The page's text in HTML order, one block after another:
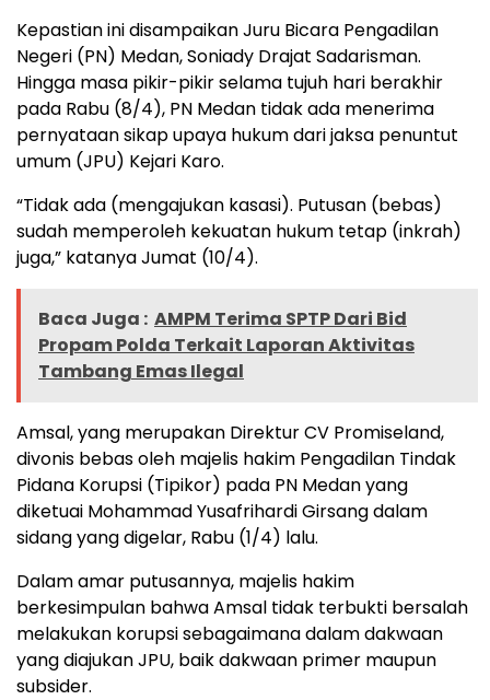
Kepastian ini disampaikan Juru Bicara Pengadilan
Negeri (PN) Medan, Soniady Drajat Sadarisman.
Hingga masa pikir-pikir selama tujuh hari berakhir
pada Rabu (8/4), PN Medan tidak ada menerima
pernyataan sikap upaya hukum dari jaksa penuntut
umum (JPU) Kejari Karo.
“Tidak ada (mengajukan kasasi). Putusan (bebas)
sudah memperoleh kekuatan hukum tetap (inkrah)
juga,” katanya Jumat (10/4).
Baca Juga : AMPM Terima SPTP Dari Bid
Propam Polda Terkait Laporan Aktivitas
Tambang Emas Ilegal
Amsal, yang merupakan Direktur CV Promiseland,
divonis bebas oleh majelis hakim Pengadilan Tindak
Pidana Korupsi (Tipikor) pada PN Medan yang
diketuai Mohammad Yusafrihardi Girsang dalam
sidang yang digelar, Rabu (1/4) lalu.
Dalam amar putusannya, majelis hakim
berkesimpulan bahwa Amsal tidak terbukti bersalah
melakukan korupsi sebagaimana dalam dakwaan
yang diajukan JPU, baik dakwaan primer maupun
subsider.